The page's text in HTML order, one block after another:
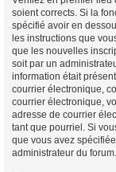
soient corrects. Si la
spécifié avoir en
les instructions que
que les nouvelles
soit par un
information était
courrier électronique,
courrier électronique,
adresse de courrier
tant que pourriel. Si
que vous avez
administrateur du forum.